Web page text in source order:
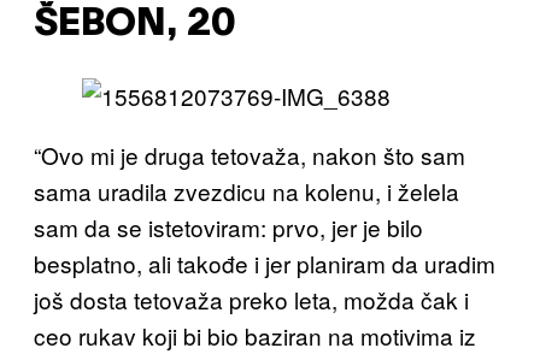
ŠEBON, 20
“Ovo mi je druga tetovaža, nakon što sam
sama uradila zvezdicu na kolenu, i želela
sam da se istetoviram: prvo, jer je bilo
besplatno, ali takođe i jer planiram da uradim
još dosta tetovaža preko leta, možda čak i
ceo rukav koji bi bio baziran na motivima iz